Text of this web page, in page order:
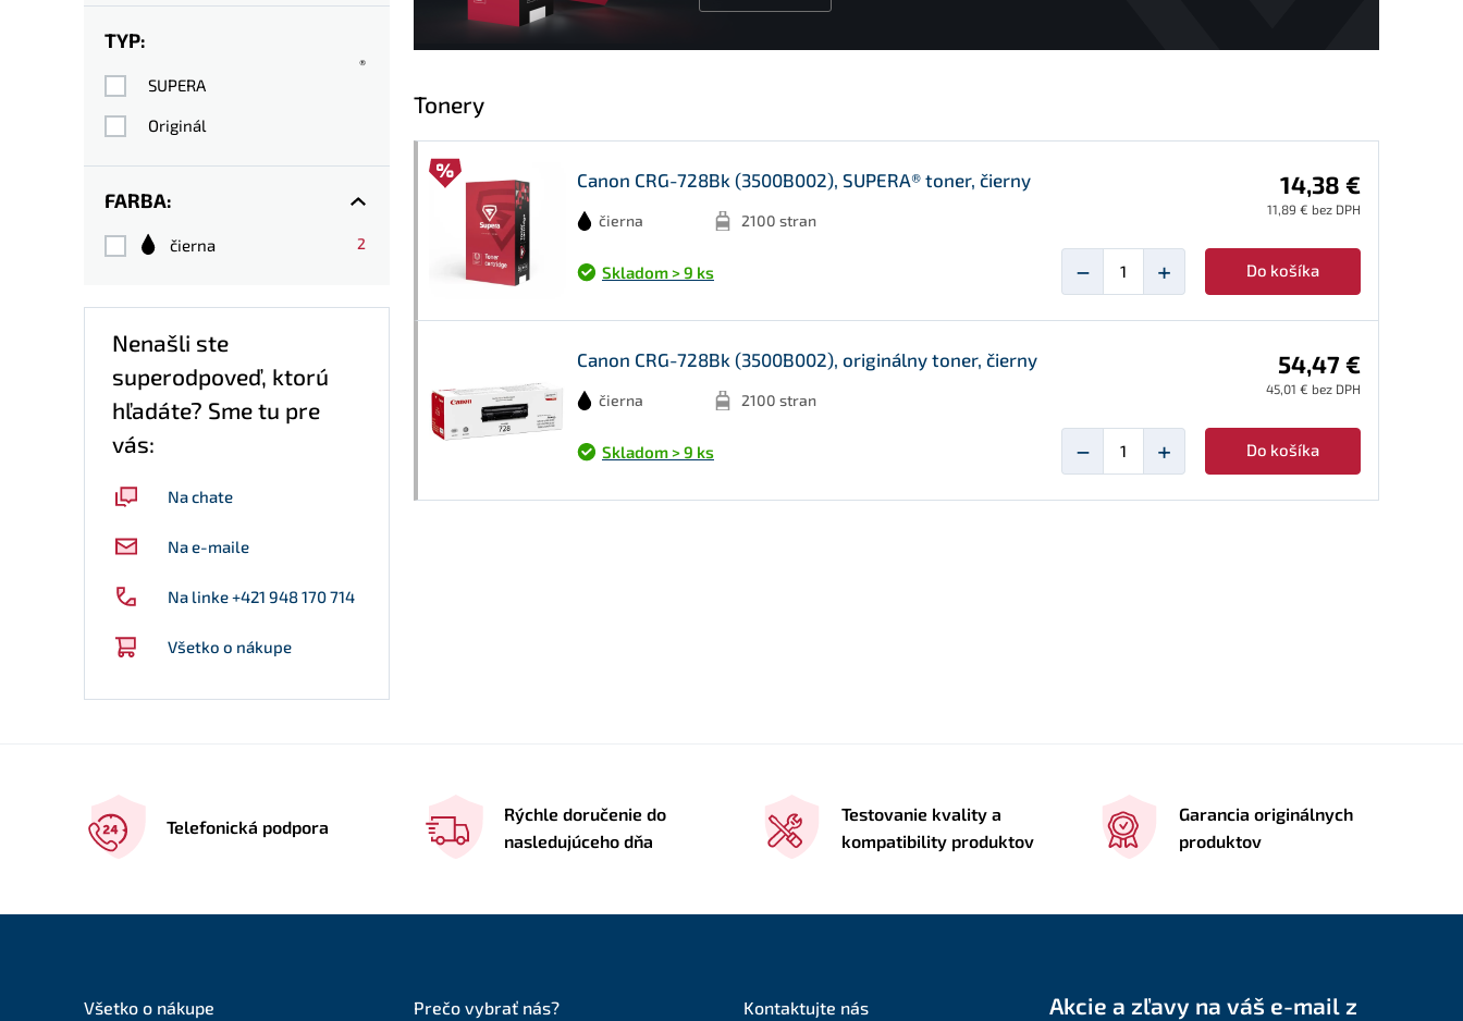
TYP:
SUPERA
®
Originál
FARBA:
čierna 2
Nenašli ste
superodpoveď, ktorú
hľadáte? Sme tu pre
vás:
Na chate
Na e-maile
Na linke +421 948 170 714
Všetko o nákupe
Tonery
Canon CRG-728Bk (3500B002), SUPERA® toner, čierny
čierna 2100 stran
14,38 €
11,89 € bez DPH
Skladom > 9 ks − + Do košíka
Canon CRG-728Bk (3500B002), originálny toner, čierny
čierna 2100 stran
54,47 €
45,01 € bez DPH
Skladom > 9 ks − + Do košíka
Telefonická podpora
Rýchle doručenie do
nasledujúceho dňa
Testovanie kvality a
kompatibility produktov
Garancia originálnych
produktov
Všetko o nákupe Prečo vybrať nás? Kontaktujte nás
Akcie a zľavy na váš e-mail z